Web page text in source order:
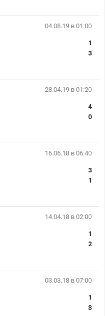
04.08.19 в 01:00
1
3
28.04.19 в 01:20
4
0
16.06.18 в 06:40
3
1
14.04.18 в 02:00
1
2
03.03.18 в 07:00
1
3